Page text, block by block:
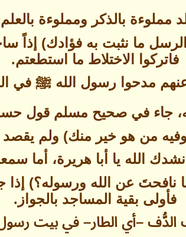
مملوءة بالذكر ومملوءة
ما نثبت به فؤادك) إذاً
فاتركوا الاختلاط ما استطعتم.
مدحوا رسول الله ﷺ في
جاء في صحيح مسلم قول
من هو خير منك) ولم يقصد
الله يا أبا هريرة،
عن الله ورسوله؟) إذا
فأولى بقية المساجد بالجواز.
–أي الطار– في بيت